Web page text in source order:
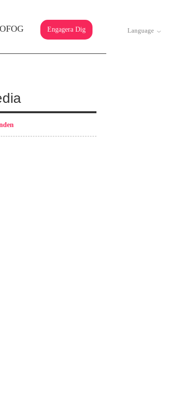
Language
Engagera Dig